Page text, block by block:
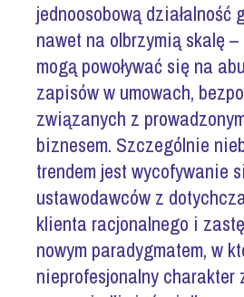
jednoosobową działalność
nawet na olbrzymią skalę
mogą powoływać się na
zapisów w umowach,
związanych z
biznesem. Szczególnie
trendem jest wycofywanie
ustawodawców z
klienta racjonalnego i
nowym paradygmatem, w
nieprofesjonalny charakter